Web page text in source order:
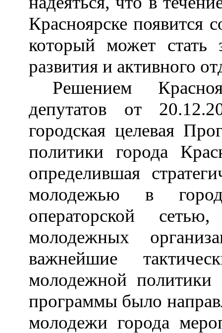
Красноярске появится
который может стать
развития и активного
Решением
депутатов от
городская целевая
политики города
определившая
молодежью в
операторской
молодежных
важнейшие
молодежной
программы было
молодежи города